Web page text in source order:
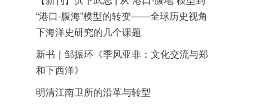
“港口-腹海”模型的转变——全球历史视角
下海洋史研究的几个课题
新书｜邹振环《季风亚非：文化交流与郑
和下西洋》
明清江南卫所的沿革与转型